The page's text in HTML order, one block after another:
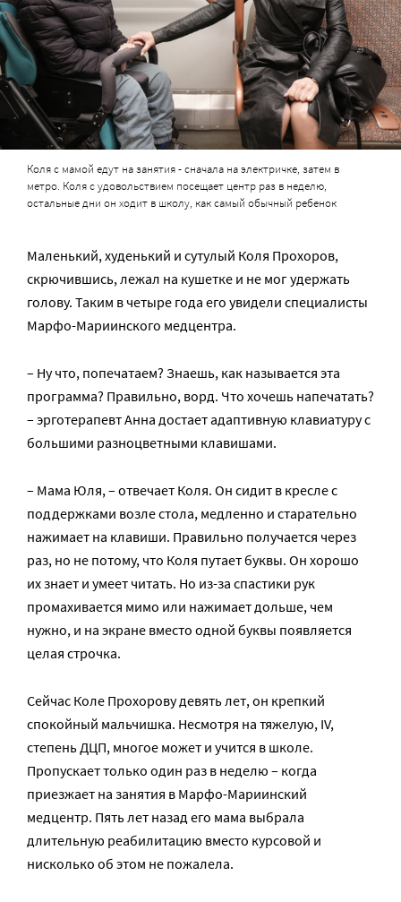
Коля с мамой едут на занятия - сначала на электричке, затем в
метро. Коля с удовольствием посещает центр раз в неделю,
остальные дни он ходит в школу, как самый обычный ребенок
Маленький, худенький и сутулый Коля Прохоров,
скрючившись, лежал на кушетке и не мог удержать
голову. Таким в четыре года его увидели специалисты
Марфо-Мариинского медцентра.
– Ну что, попечатаем? Знаешь, как называется эта
программа? Правильно, ворд. Что хочешь напечатать?
– эрготерапевт Анна достает адаптивную клавиатуру с
большими разноцветными клавишами.
– Мама Юля, – отвечает Коля. Он сидит в кресле с
поддержками возле стола, медленно и старательно
нажимает на клавиши. Правильно получается через
раз, но не потому, что Коля путает буквы. Он хорошо
их знает и умеет читать. Но из-за спастики рук
промахивается мимо или нажимает дольше, чем
нужно, и на экране вместо одной буквы появляется
целая строчка.
Сейчас Коле Прохорову девять лет, он крепкий
спокойный мальчишка. Несмотря на тяжелую, IV,
степень ДЦП, многое может и учится в школе.
Пропускает только один раз в неделю – когда
приезжает на занятия в Марфо-Мариинский
медцентр. Пять лет назад его мама выбрала
длительную реабилитацию вместо курсовой и
нисколько об этом не пожалела.